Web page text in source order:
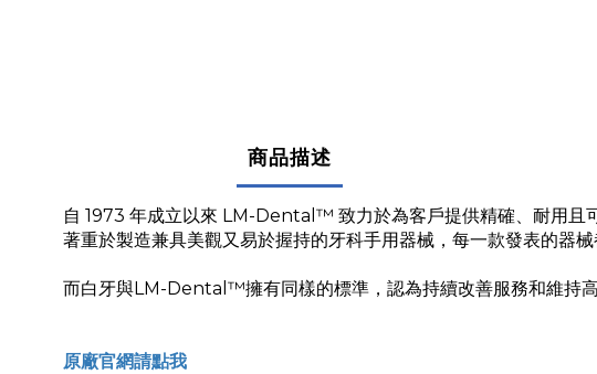
商品描述
自 1973 年成立以來 LM-Dental™ 致力於為客戶提供精確、耐用且
著重於製造兼具美觀又易於握持的牙科手用器械，每一款發表的器
而白牙與LM-Dental™擁有同樣的標準，認為持續改善服務和維持
原廠官網請點我